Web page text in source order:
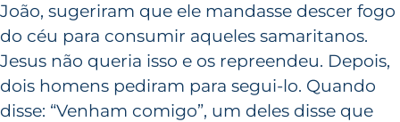
João, sugeriram que ele mandasse descer fogo
do céu para consumir aqueles samaritanos.
Jesus não queria isso e os repreendeu. Depois,
dois homens pediram para segui-lo. Quando
disse: “Venham comigo”, um deles disse que